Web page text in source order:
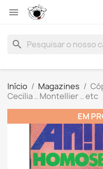

search
Início Magazines
Cecilia .. Montellier .. etc
EM